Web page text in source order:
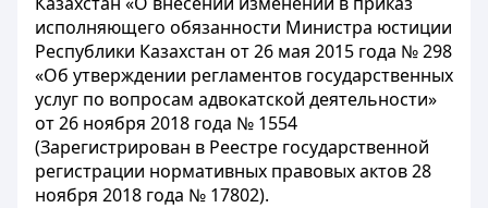
исполняющего обязанности Министра юстиции
Республики Казахстан от 26 мая 2015 года № 298
«Об утверждении регламентов государственных
услуг по вопросам адвокатской деятельности»
от 26 ноября 2018 года № 1554
(Зарегистрирован в Реестре государственной
регистрации нормативных правовых актов 28
ноября 2018 года № 17802).